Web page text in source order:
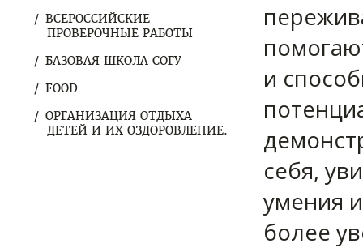
ВСЕРОССИЙСКИЕ
ПРОВЕРОЧНЫЕ РАБОТЫ
БАЗОВАЯ ШКОЛА СОГУ
FOOD
ОРГАНИЗАЦИЯ ОТДЫХА
ДЕТЕЙ И ИХ ОЗДОРОВЛЕНИЕ.
и
себя,
умения
более